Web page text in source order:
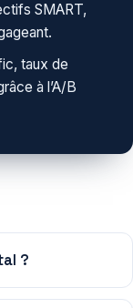
SMART,
taux de
à l’A/B
?